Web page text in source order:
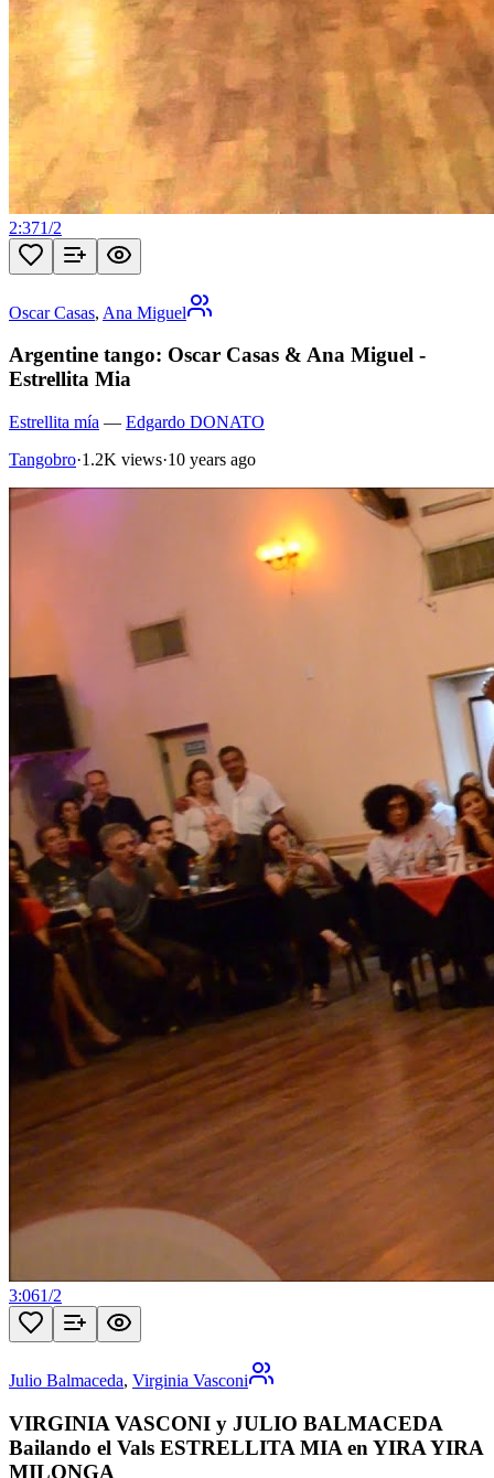
2:371/2
Oscar Casas, Ana Miguel
Argentine tango: Oscar Casas & Ana Miguel -
Estrellita Mia
Estrellita mía — Edgardo DONATO
Tangobro·1.2K views·10 years ago
3:061/2
Julio Balmaceda, Virginia Vasconi
VIRGINIA VASCONI y JULIO BALMACEDA
Bailando el Vals ESTRELLITA MIA en YIRA YIRA
MILONGA